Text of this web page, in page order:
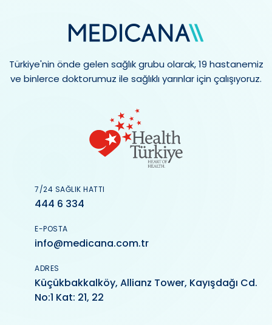
Türkiye'nin önde gelen sağlık grubu olarak, 19 hastanemiz
ve binlerce doktorumuz ile sağlıklı yarınlar için çalışıyoruz.
7/24 SAĞLIK HATTI
444 6 334
E-POSTA
info@medicana.com.tr
ADRES
Küçükbakkalköy, Allianz Tower, Kayışdağı Cd.
No:1 Kat: 21, 22